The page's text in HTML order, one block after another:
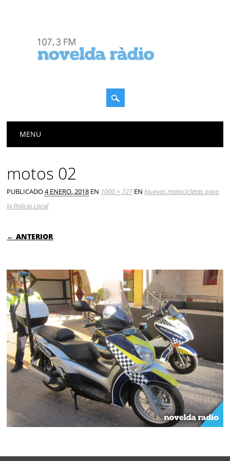
Menú principal
MENU
motos 02
PUBLICADO4 ENERO, 2018 EN 1000 × 727 ENNuevas motocicletas para
la Policía Local
← ANTERIOR